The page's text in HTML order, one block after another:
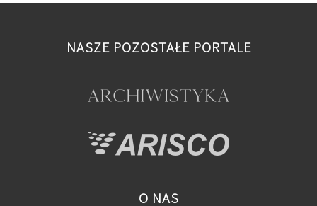
NASZE POZOSTAŁE PORTALE
O NAS